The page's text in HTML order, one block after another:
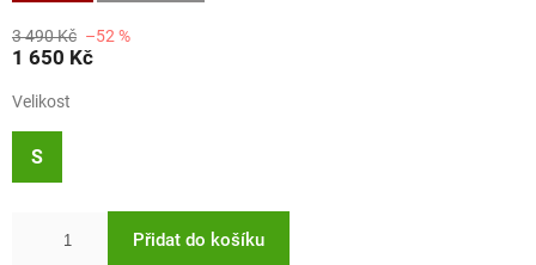
3 490 Kč –52 %
1 650 Kč
Velikost
S
Přidat do košíku